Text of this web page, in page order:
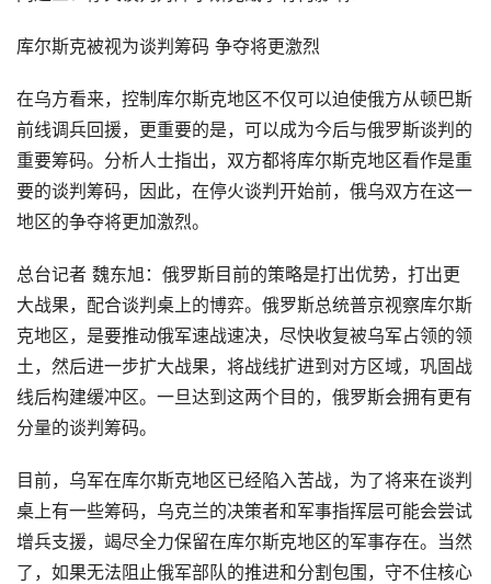
库尔斯克被视为谈判筹码 争夺将更激烈
在乌方看来，控制库尔斯克地区不仅可以迫使俄方从顿巴斯
前线调兵回援，更重要的是，可以成为今后与俄罗斯谈判的
重要筹码。分析人士指出，双方都将库尔斯克地区看作是重
要的谈判筹码，因此，在停火谈判开始前，俄乌双方在这一
地区的争夺将更加激烈。
总台记者 魏东旭：俄罗斯目前的策略是打出优势，打出更
大战果，配合谈判桌上的博弈。俄罗斯总统普京视察库尔斯
克地区，是要推动俄军速战速决，尽快收复被乌军占领的领
土，然后进一步扩大战果，将战线扩进到对方区域，巩固战
线后构建缓冲区。一旦达到这两个目的，俄罗斯会拥有更有
分量的谈判筹码。
目前，乌军在库尔斯克地区已经陷入苦战，为了将来在谈判
桌上有一些筹码，乌克兰的决策者和军事指挥层可能会尝试
增兵支援，竭尽全力保留在库尔斯克地区的军事存在。当然
了，如果无法阻止俄军部队的推进和分割包围，守不住核心